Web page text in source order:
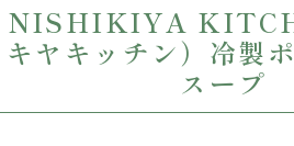
NISHIKIYA
キヤキッチン）冷製
スープ